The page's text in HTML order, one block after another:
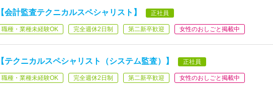
【会計監査テクニカルスペシャリスト】 正社員
職種・業種未経験OK 完全週休2日制 第二新卒歓迎 女性のおしごと掲載中
【テクニカルスペシャリスト（システム監査）】 正社員
職種・業種未経験OK 完全週休2日制 第二新卒歓迎 女性のおしごと掲載中